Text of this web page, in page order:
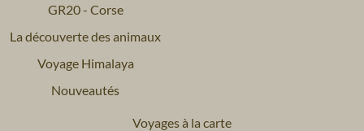
GR20 - Corse
La découverte des animaux
Voyage Himalaya
Nouveautés
Voyages à la carte